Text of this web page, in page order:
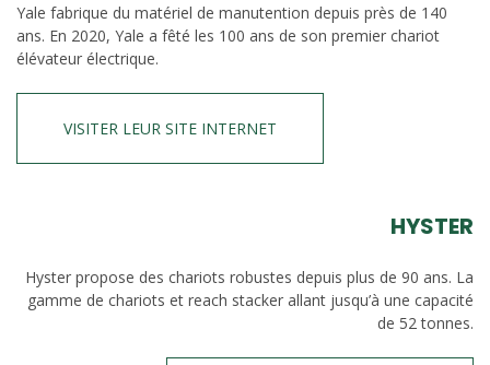
Yale fabrique du matériel de manutention depuis près de 140
ans. En 2020, Yale a fêté les 100 ans de son premier chariot
élévateur électrique.
VISITER LEUR SITE INTERNET
HYSTER
Hyster propose des chariots robustes depuis plus de 90 ans. La
gamme de chariots et reach stacker allant jusqu’à une capacité
de 52 tonnes.